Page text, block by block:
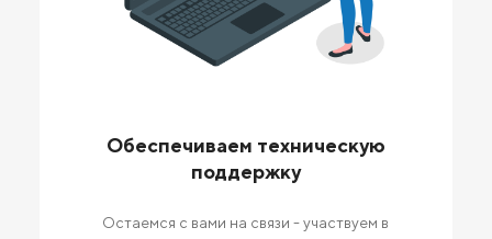
Обеспечиваем техническую
поддержку
Остаемся с вами на связи - участвуем в